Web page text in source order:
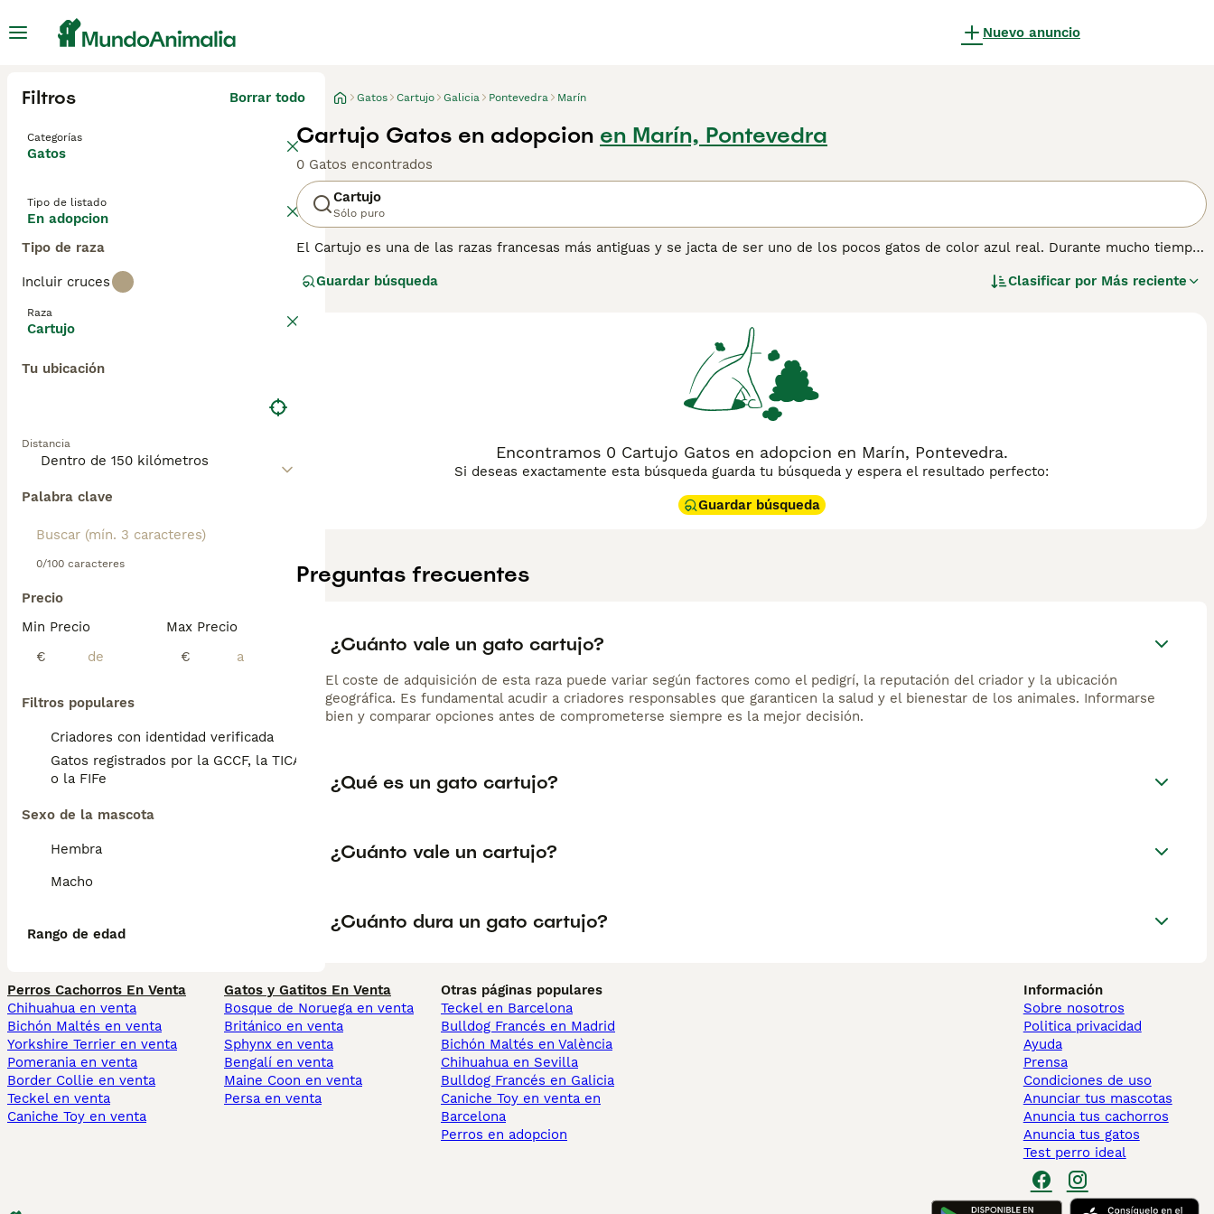
Nuevo anuncio
Filtros Borrar todo
Categorías
Gatos
Tipo de listado
En adopcion
Tipo de raza
Incluir cruces
Raza
Cartujo
Tu ubicación
Distancia
Palabra clave
0/100 caracteres
Precio
Min Precio
€
Max Precio
€
Filtros populares
Criadores con identidad verificada
Gatos registrados por la GCCF, la TICA
o la FIFe
Sexo de la mascota
Hembra
Macho
Rango de edad
Gatos Cartujo Galicia Pontevedra Marín
Cartujo Gatos en adopcion en Marín, Pontevedra
0 Gatos encontrados
Cartujo
Sólo puro
El Cartujo es una de las razas francesas más antiguas y se jacta de ser uno de los pocos gatos de color azul real. Durante mucho tiempo,
naturaleza gentil. Se sabe que forman fuertes lazos con sus familias, y a lo largo de los años el Cartujo se ha ganado la reputación de ser
para obtener información sobre esta raza de gato.
Guardar búsqueda Clasificar por Más reciente
Encontramos 0 Cartujo Gatos en adopcion en Marín, Pontevedra.
Si deseas exactamente esta búsqueda guarda tu búsqueda y espera el resultado perfecto:
Guardar búsqueda
Preguntas frecuentes
¿Cuánto vale un gato cartujo?
El coste de adquisición de esta raza puede variar según factores como el pedigrí, la reputación del criador y la ubicación
geográfica. Es fundamental acudir a criadores responsables que garanticen la salud y el bienestar de los animales. Informarse
bien y comparar opciones antes de comprometerse siempre es la mejor decisión.
¿Qué es un gato cartujo?
¿Cuánto vale un cartujo?
¿Cuánto dura un gato cartujo?
Perros Cachorros En Venta
Chihuahua en venta
Bichón Maltés en venta
Yorkshire Terrier en venta
Pomerania en venta
Border Collie en venta
Teckel en venta
Caniche Toy en venta
Gatos y Gatitos En Venta
Bosque de Noruega en venta
Británico en venta
Sphynx en venta
Bengalí en venta
Maine Coon en venta
Persa en venta
Otras páginas populares
Teckel en Barcelona
Bulldog Francés en Madrid
Bichón Maltés en València
Chihuahua en Sevilla
Bulldog Francés en Galicia
Caniche Toy en venta en
Barcelona
Perros en adopcion
Información
Sobre nosotros
Politica privacidad
Ayuda
Prensa
Condiciones de uso
Anunciar tus mascotas
Anuncia tus cachorros
Anuncia tus gatos
Test perro ideal